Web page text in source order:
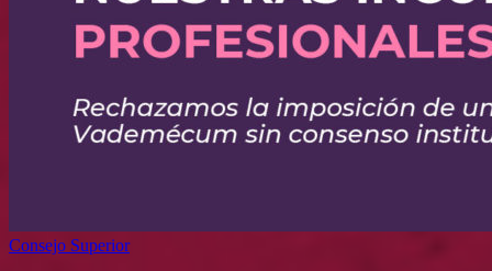
Consejo Superior